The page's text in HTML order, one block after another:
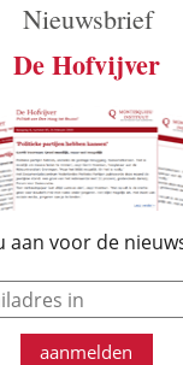
Nieuwsbrief
De Hofvijver
aan voor de
e-mail
aanmelden